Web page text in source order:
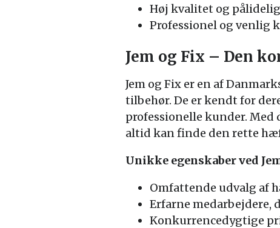
Høj kvalitet og
Professionel og venlig
Jem og Fix – Den
Jem og Fix er en af
tilbehør. De er kendt for
professionelle kunder.
altid kan finde den rette
Unikke egenskaber ved
Omfattende udvalg af
Erfarne medarbejdere,
Konkurrencedygtige